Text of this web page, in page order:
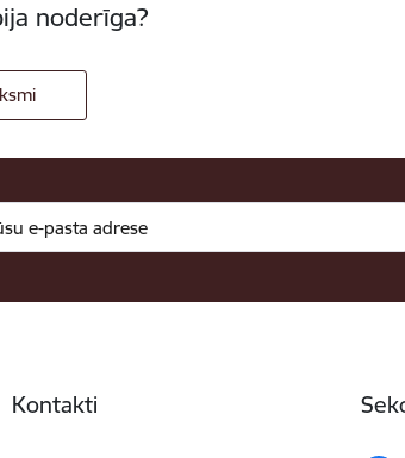
noderīga?
Kontakti